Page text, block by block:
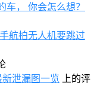
车， 你会怎么想？
航拍无人机要跳过
泄漏图一览 上的评